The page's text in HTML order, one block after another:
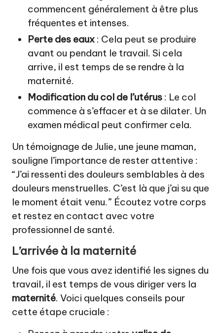
commencent généralement à être plus
fréquentes et intenses.
Perte des eaux : Cela peut se produire
avant ou pendant le travail. Si cela
arrive, il est temps de se rendre à la
maternité.
Modification du col de l’utérus : Le col
commence à s’effacer et à se dilater. Un
examen médical peut confirmer cela.
Un témoignage de Julie, une jeune maman,
souligne l’importance de rester attentive :
“J’ai ressenti des douleurs semblables à des
douleurs menstruelles. C’est là que j’ai su que
le moment était venu.” Écoutez votre corps
et restez en contact avec votre
professionnel de santé.
L’arrivée à la maternité
Une fois que vous avez identifié les signes du
travail, il est temps de vous diriger vers la
maternité. Voici quelques conseils pour
cette étape cruciale :